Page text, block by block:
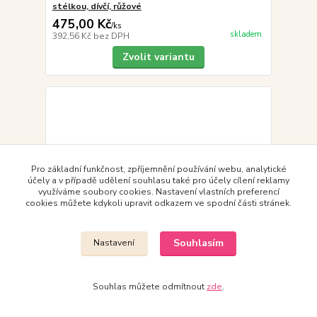
stélkou, dívčí, růžové
475,00 Kč/ks
392,56 Kč bez DPH skladem
Zvolit variantu
Pro základní funkčnost, zpříjemnění používání webu, analytické
účely a v případě udělení souhlasu také pro účely cílení reklamy
využíváme soubory cookies. Nastavení vlastních preferencí
cookies můžete kdykoli upravit odkazem ve spodní části stránek.
Nastavení Souhlasím
Souhlas můžete odmítnout zde.